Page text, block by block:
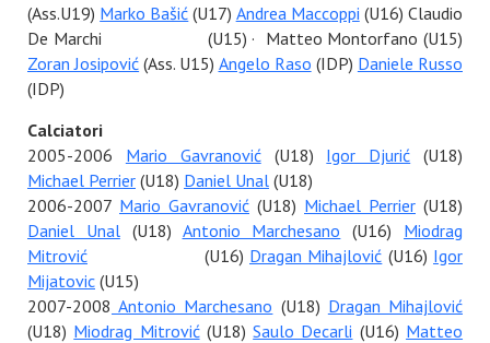
(Ass.U19) Marko Bašić (U17) Andrea Maccoppi (U16) Claudio
De Marchi (U15) · Matteo Montorfano (U15)
Zoran Josipović (Ass. U15) Angelo Raso (IDP) Daniele Russo
(IDP)
Calciatori
2005-2006 Mario Gavranović(U18) Igor Djurić (U18)
Michael Perrier (U18) Daniel Unal (U18)
2006-2007 Mario Gavranović (U18) Michael Perrier (U18)
Daniel Unal(U18) Antonio Marchesano (U16) Miodrag
Mitrović (U16) Dragan Mihajlović (U16) Igor
Mijatovic (U15)
2007-2008 Antonio Marchesano (U18) Dragan Mihajlović
(U18) Miodrag Mitrović(U18)Saulo Decarli (U16) Matteo